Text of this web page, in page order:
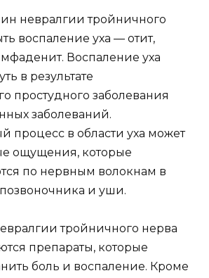
невралгии тройничного
воспаление уха — отит,
Воспаление уха
в результате
простудного заболевания
заболеваний.
процесс в области уха может
ощущения, которые
по нервным волокнам в
и уши.
тройничного нерва
препараты, которые
боль и воспаление. Кроме